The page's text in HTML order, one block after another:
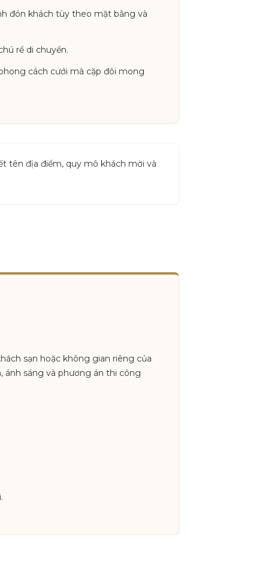
đón khách tùy theo mặt bằng và
rể di chuyển.
cách cưới mà cặp đôi mong
tên địa điểm, quy mô khách mời và
sạn hoặc không gian riêng của
ánh sáng và phương án thi công